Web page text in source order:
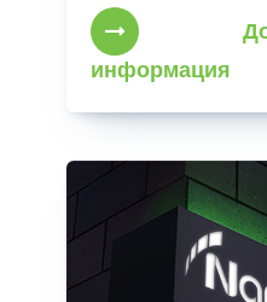
информация